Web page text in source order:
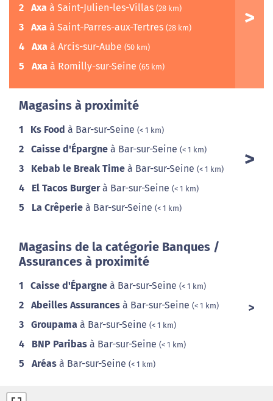
2 Axa à Saint-Julien-les-Villas (28 km)
3 Axa à Saint-Parres-aux-Tertres (28 km)
4 Axa à Arcis-sur-Aube (50 km)
5 Axa à Romilly-sur-Seine (65 km)
Magasins à proximité
1 Ks Food à Bar-sur-Seine (< 1 km)
2 Caisse d'Épargne à Bar-sur-Seine (< 1 km)
3 Kebab le Break Time à Bar-sur-Seine (< 1 km)
4 El Tacos Burgerà Bar-sur-Seine (< 1 km)
5 La Crêperie à Bar-sur-Seine (< 1 km)
Magasins de la catégorie Banques /
Assurances à proximité
1 Caisse d'Épargne à Bar-sur-Seine (< 1 km)
2 Abeilles Assurances à Bar-sur-Seine (< 1 km)
3 Groupama à Bar-sur-Seine (< 1 km)
4 BNP Paribas à Bar-sur-Seine (< 1 km)
5 Aréas à Bar-sur-Seine (< 1 km)